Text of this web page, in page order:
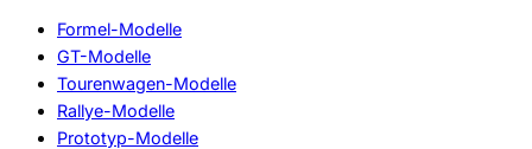
Formel-Modelle
GT-Modelle
Tourenwagen-Modelle
Rallye-Modelle
Prototyp-Modelle